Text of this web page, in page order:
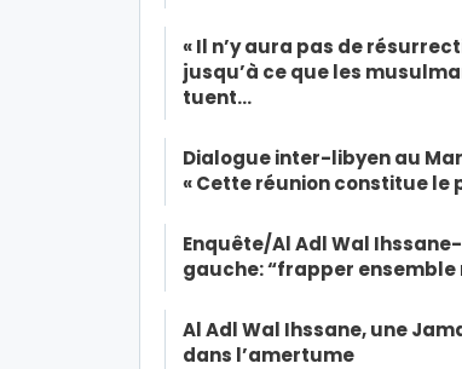
« Il n’y aura pas de
jusqu’à ce que les
tuent…
Dialogue inter-libyen au
« Cette réunion constitue le
Enquête/Al Adl Wal
gauche: “frapper
Al Adl Wal Ihssane, une
dans l’amertume